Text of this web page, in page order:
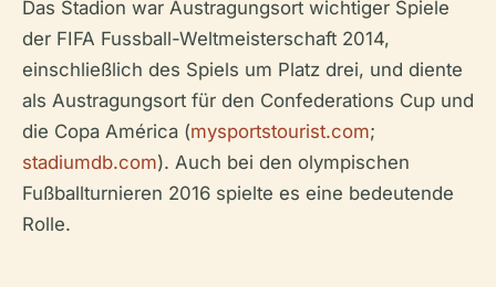
Das Stadion war Austragungsort wichtiger Spiele
der FIFA Fussball-Weltmeisterschaft 2014,
einschließlich des Spiels um Platz drei, und diente
als Austragungsort für den Confederations Cup und
die Copa América (mysportstourist.com;
stadiumdb.com). Auch bei den olympischen
Fußballturnieren 2016 spielte es eine bedeutende
Rolle.